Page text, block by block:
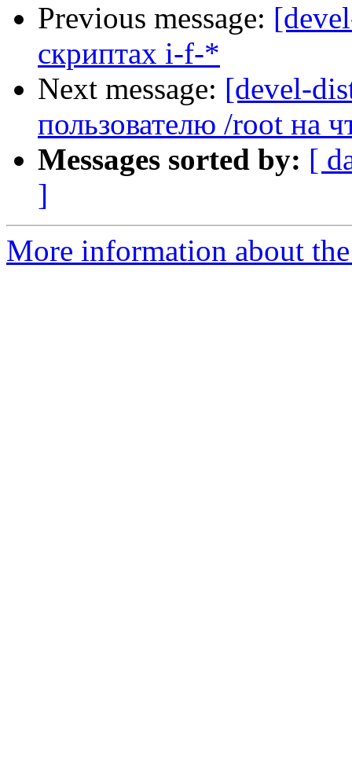
Previous message:
скриптах i-f-*
Next message: [devel-
пользователю /root на
Messages sorted by: [
]
More information about